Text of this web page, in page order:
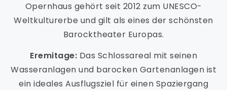
Opernhaus gehört seit 2012 zum UNESCO-
Weltkulturerbe und gilt als eines der schönsten
Barocktheater Europas.
Eremitage: Das Schlossareal mit seinen
Wasseranlagen und barocken Gartenanlagen ist
ein ideales Ausflugsziel für einen Spaziergang